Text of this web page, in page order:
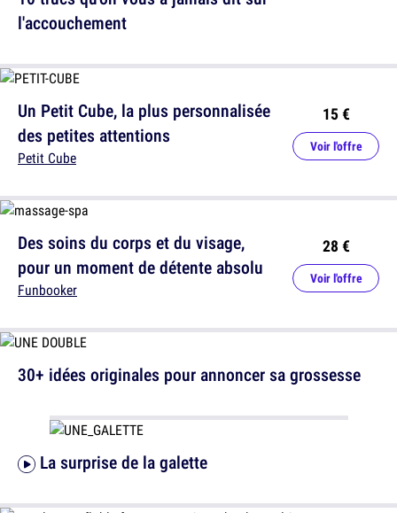
Un Petit Cube, la plus personnalisée
des petites attentions
Petit Cube
15 €
Voir l'offre
30+ idées originales pour annoncer sa grossesse
l'accouchement
Des soins du corps et du visage,
pour un moment de détente absolu
Funbooker
28 €
Voir l'offre
La surprise de la galette